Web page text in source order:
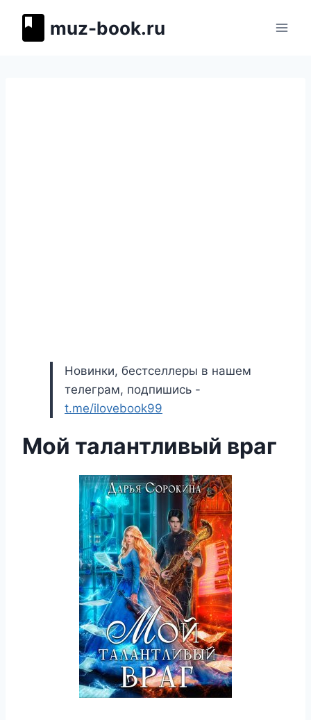
muz-book.ru
Новинки, бестселлеры в нашем
телеграм, подпишись -
t.me/ilovebook99
Мой талантливый враг